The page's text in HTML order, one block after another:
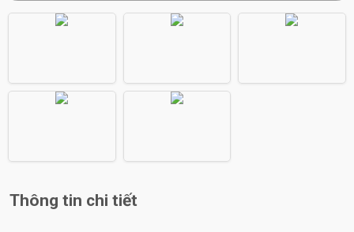
Thông tin chi tiết